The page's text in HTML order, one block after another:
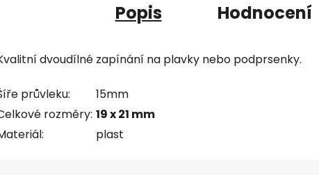
Popis Hodnocení
dvoudílné zapínání na plavky nebo podprsenky.
průvleku:
15mm
rozměry: 19 x 21 mm
plast